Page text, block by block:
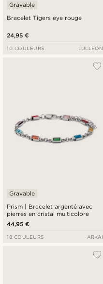
Bracelet Tigers eye rouge
Gravable
24,95 €
10 COULEURS LUCLEON
Prism | Bracelet argenté avec
pierres en cristal multicolore
Gravable
44,95 €
18 COULEURS ARKAI